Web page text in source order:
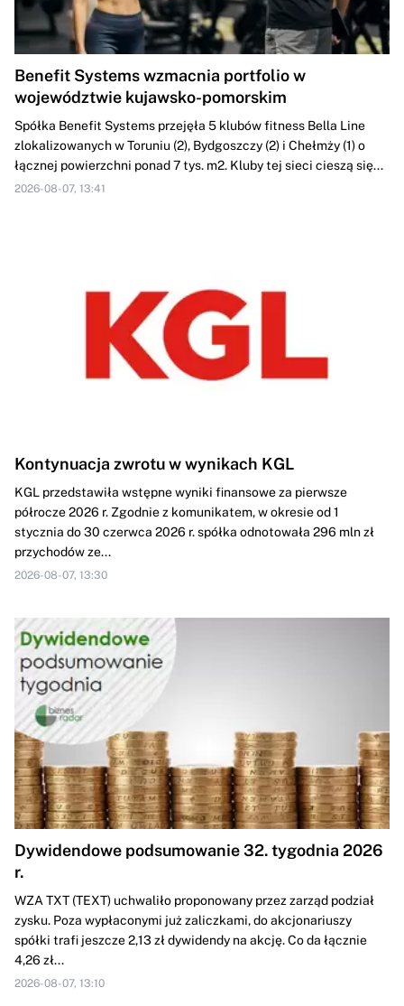
Benefit Systems wzmacnia portfolio w
województwie kujawsko-pomorskim
Spółka Benefit Systems przejęła 5 klubów fitness Bella Line
zlokalizowanych w Toruniu (2), Bydgoszczy (2) i Chełmży (1) o
łącznej powierzchni ponad 7 tys. m2. Kluby tej sieci cieszą się...
2026-08-07, 13:41
Kontynuacja zwrotu w wynikach KGL
KGL przedstawiła wstępne wyniki finansowe za pierwsze
półrocze 2026 r. Zgodnie z komunikatem, w okresie od 1
stycznia do 30 czerwca 2026 r. spółka odnotowała 296 mln zł
przychodów ze...
2026-08-07, 13:30
Dywidendowe podsumowanie 32. tygodnia 2026
r.
WZA TXT (TEXT) uchwaliło proponowany przez zarząd podział
zysku. Poza wypłaconymi już zaliczkami, do akcjonariuszy
spółki trafi jeszcze 2,13 zł dywidendy na akcję. Co da łącznie
4,26 zł...
2026-08-07, 13:10